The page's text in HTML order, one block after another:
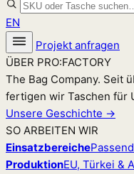
EN
Projekt anfragen
ÜBER PRO:FACTORY
The Bag Company. Seit
fertigen wir Taschen für
Unsere Geschichte →
SO ARBEITEN WIR
Einsatzbereiche
ProduktionEU, Türkei &